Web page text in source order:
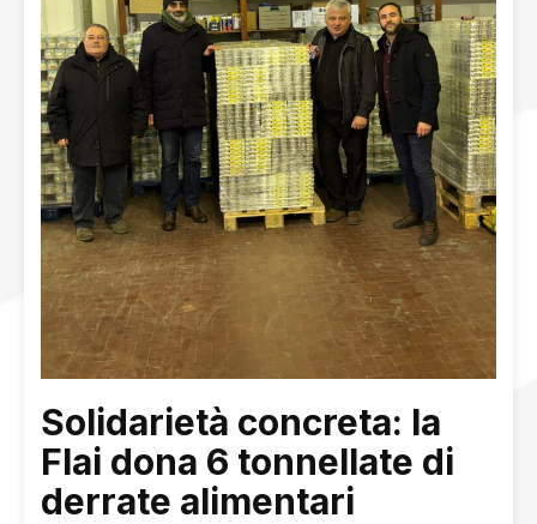
Solidarietà concreta: la
Flai dona 6 tonnellate di
derrate alimentari